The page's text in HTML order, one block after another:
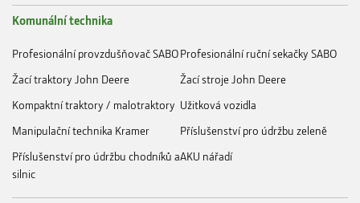
Komunální technika
Profesionální provzdušňovač SABOProfesionální ruční sekačky SABO
Žací traktory John Deere
Žací stroje John Deere
Kompaktní traktory / malotraktory Užitková vozidla
Manipulační technika Kramer
Příslušenství pro údržbu zeleně
Příslušenství pro údržbu chodníků a
silnic
AKU nářadí